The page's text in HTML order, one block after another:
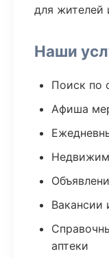
для жителей
Наши
Поиск по
Афиша
Вакансии
аптеки